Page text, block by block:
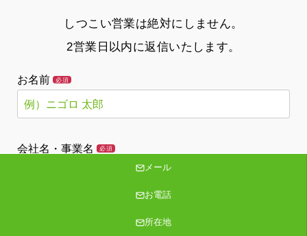
しつこい営業は絶対にしません。
2営業日以内に返信いたします。
お名前 必須
会社名・事業名 必須
メール
お電話
所在地